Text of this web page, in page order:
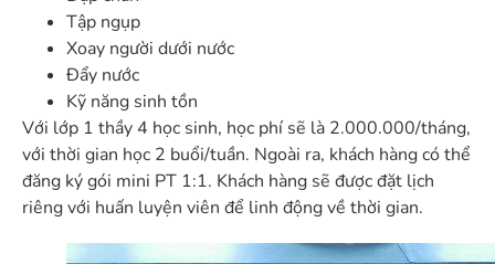
Tập ngụp
Xoay người dưới nước
Đẩy nước
Kỹ năng sinh tồn
Với lớp 1 thầy 4 học sinh, học phí sẽ là 2.000.000/tháng,
với thời gian học 2 buổi/tuần. Ngoài ra, khách hàng có thể
đăng ký gói mini PT 1:1. Khách hàng sẽ được đặt lịch
riêng với huấn luyện viên để linh động về thời gian.